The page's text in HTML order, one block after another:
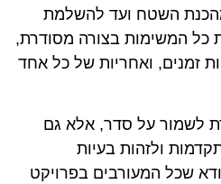
השטח ועד להשלמת
כל המשימות בצורה מסודרת,
זמנים, ואחריות של כל אחד
לשמור על סדר, אלא גם
ולזהות בעיות
שכל המעורבים בפרויקט